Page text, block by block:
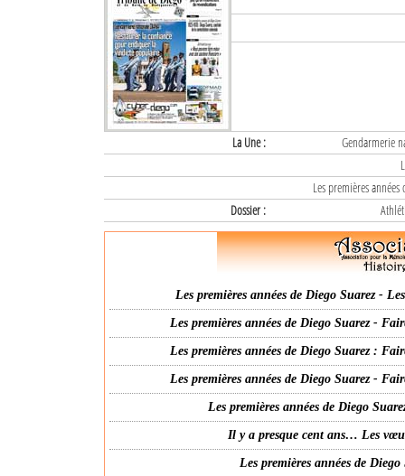
La Une :
Gendarmerie
Les premières
Dossier :
Les premières années de Diego Suarez -
Les premières années de Diego Suarez -
Les premières années de Diego Suarez :
Les premières années de Diego Suarez -
Les premières années de Diego
Il y a presque cent ans… Les
Les premières années de